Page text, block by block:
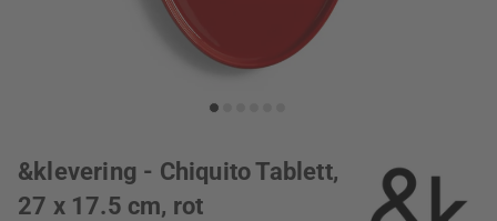
&klevering - Chiquito Tablett,
27 x 17.5 cm, rot